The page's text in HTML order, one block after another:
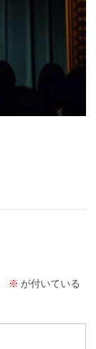
※ が付いている